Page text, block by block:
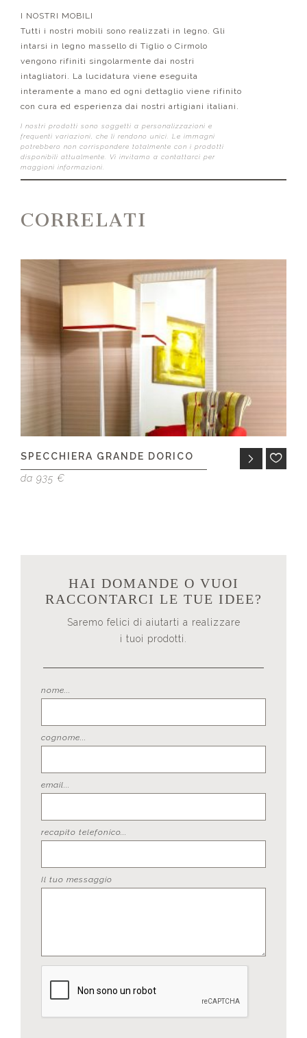
I NOSTRI MOBILI
Tutti i nostri mobili sono realizzati in legno. Gli
intarsi in legno massello di Tiglio o Cirmolo
vengono rifiniti singolarmente dai nostri
intagliatori. La lucidatura viene eseguita
interamente a mano ed ogni dettaglio viene rifinito
con cura ed esperienza dai nostri artigiani italiani.
I nostri prodotti sono soggetti a personalizzazioni e
frequenti variazioni, che li rendono unici. Le immagni
potrebbero non corrispondere totalmente con i prodotti
disponibili attualmente. Vi invitamo a contattarci per
maggioni informazioni.
CORRELATI
SPECCHIERA GRANDE DORICO
da 935 €
HAI DOMANDE O VUOI
RACCONTARCI LE TUE IDEE?
Saremo felici di aiutarti a realizzare
i tuoi prodotti.
nome...
cognome...
email...
recapito telefonico...
Il tuo messaggio